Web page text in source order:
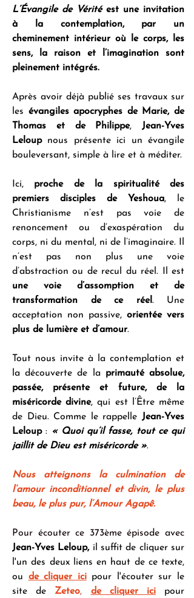
L’Évangile de Vérité est une invitation
à la contemplation, par un
cheminement intérieur où le corps, les
sens, la raison et l’imagination sont
pleinement intégrés.
Après avoir déjà publié ses travaux sur
les évangiles apocryphes de Marie, de
Thomas et de Philippe, Jean-Yves
Leloup nous présente ici un évangile
bouleversant, simple à lire et à méditer.
Ici, proche de la spiritualité des
premiers disciples de Yeshoua, le
Christianisme n’est pas voie de
renoncement ou d’exaspération du
corps, ni du mental, ni de l’imaginaire. Il
n’est pas non plus une voie
une voie d’assomption et de
transformation de ce réel. Une
acceptation non passive, orientée vers
plus de lumière et d’amour.
Tout nous invite à la contemplation et
la découverte de la primauté absolue,
passée, présente et future, de la
miséricorde divine, qui est l’Être même
de Dieu. Comme le rappelle Jean-Yves
Leloup : « Quoi qu’il fasse, tout ce qui
jaillit de Dieu est miséricorde ».
Nous atteignons la culmination de
l’amour inconditionnel et divin, le plus
beau, le plus pur, l’Amour Agapê.
Jean-Yves Leloup, il suffit de cliquer sur
l'un des deux liens en haut de ce texte,
ou de cliquer ici pour l'écouter sur le
site de Zeteo, de cliquer ici pour